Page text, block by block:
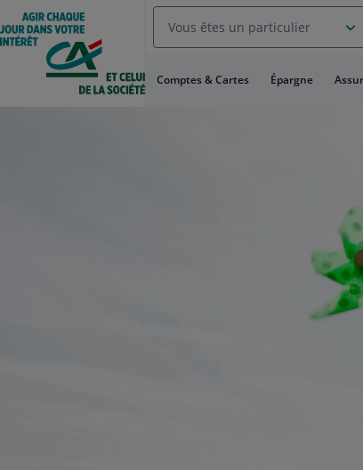
Aller
au
Menu
Aller au
Contenu
Vous êtes un particulier
Comptes & Cartes Épargne